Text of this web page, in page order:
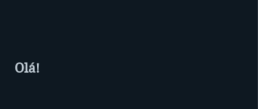
Olá!